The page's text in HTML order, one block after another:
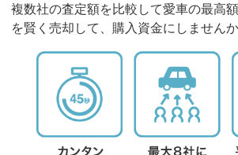
複数社の査定額を比較して愛車の最高
を賢く売却して、購入資金にしません